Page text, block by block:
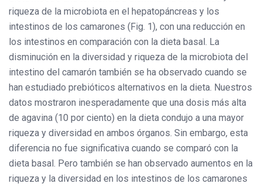
riqueza de la microbiota en el hepatopáncreas y los
intestinos de los camarones (Fig. 1), con una reducción en
los intestinos en comparación con la dieta basal. La
disminución en la diversidad y riqueza de la microbiota del
intestino del camarón también se ha observado cuando se
han estudiado prebióticos alternativos en la dieta. Nuestros
datos mostraron inesperadamente que una dosis más alta
de agavina (10 por ciento) en la dieta condujo a una mayor
riqueza y diversidad en ambos órganos. Sin embargo, esta
diferencia no fue significativa cuando se comparó con la
dieta basal. Pero también se han observado aumentos en la
riqueza y la diversidad en los intestinos de los camarones